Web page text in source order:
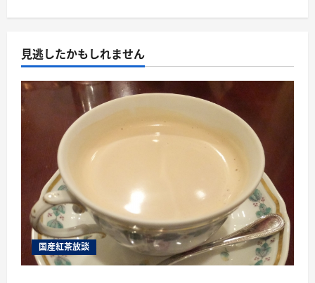
見逃したかもしれません
国産紅茶放談